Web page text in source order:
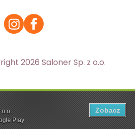
o.o.
Play
Zobacz
cookies. Aby dowiedzieć się
prywatności
2026 Saloner Sp. z o.o.